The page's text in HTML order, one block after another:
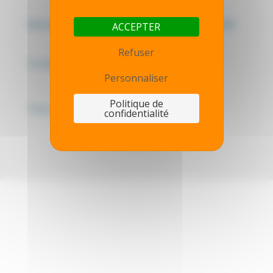
Mentions légales - Politique de confidentialité
ACCEPTER
Refuser
Personnaliser
Politique de
confidentialité